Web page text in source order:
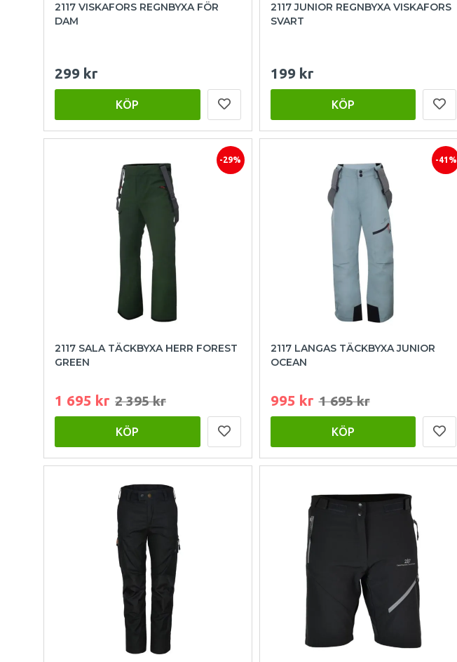
2117 VISKAFORS REGNBYXA FÖR
DAM
299 kr
KÖP
2117 JUNIOR REGNBYXA VISKAFORS
SVART
199 kr
KÖP
-29%
2117 SALA TÄCKBYXA HERR FOREST
GREEN
1 695 kr 2 395 kr
KÖP
-41%
2117 LANGAS TÄCKBYXA JUNIOR
OCEAN
995 kr 1 695 kr
KÖP